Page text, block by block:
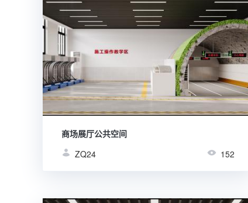
商场展厅公共空间
ZQ24
152